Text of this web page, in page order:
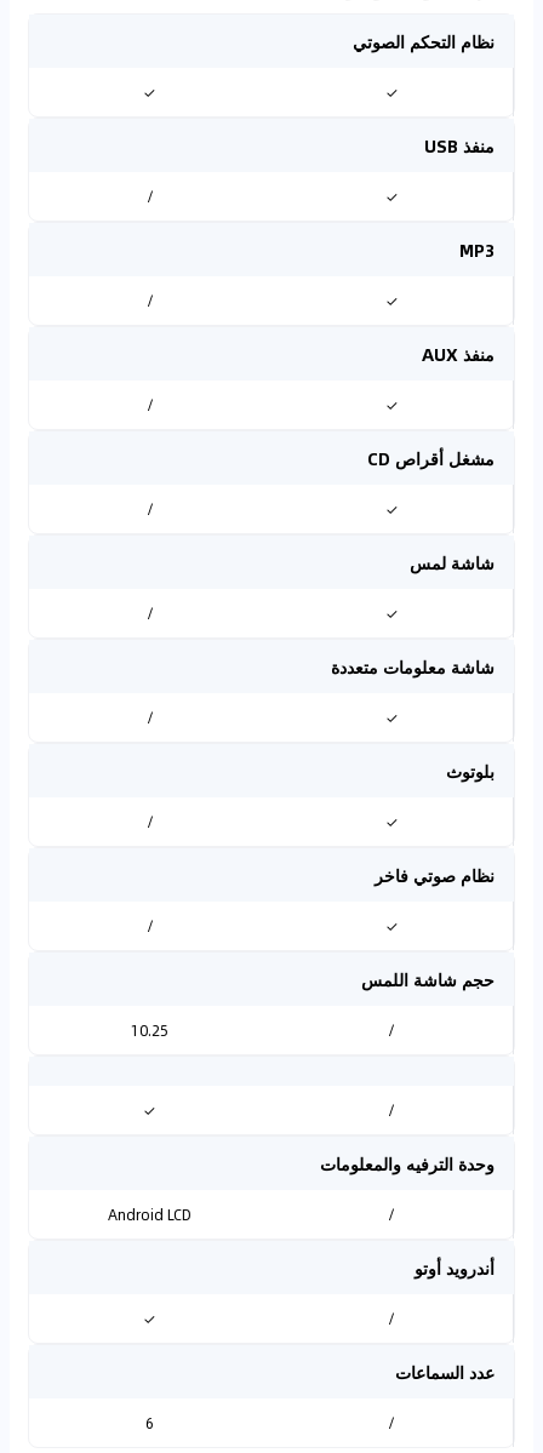
نظام التحكم الصوتي
✓
✓
منفذ USB
✓
/
MP3
✓
/
منفذ AUX
✓
/
مشغل أقراص CD
✓
/
شاشة لمس
✓
/
شاشة معلومات متعددة
✓
/
بلوتوث
✓
/
نظام صوتي فاخر
✓
/
حجم شاشة اللمس
/
10.25
/
✓
وحدة الترفيه والمعلومات
/
Android LCD
أندرويد أوتو
/
✓
عدد السماعات
/
6